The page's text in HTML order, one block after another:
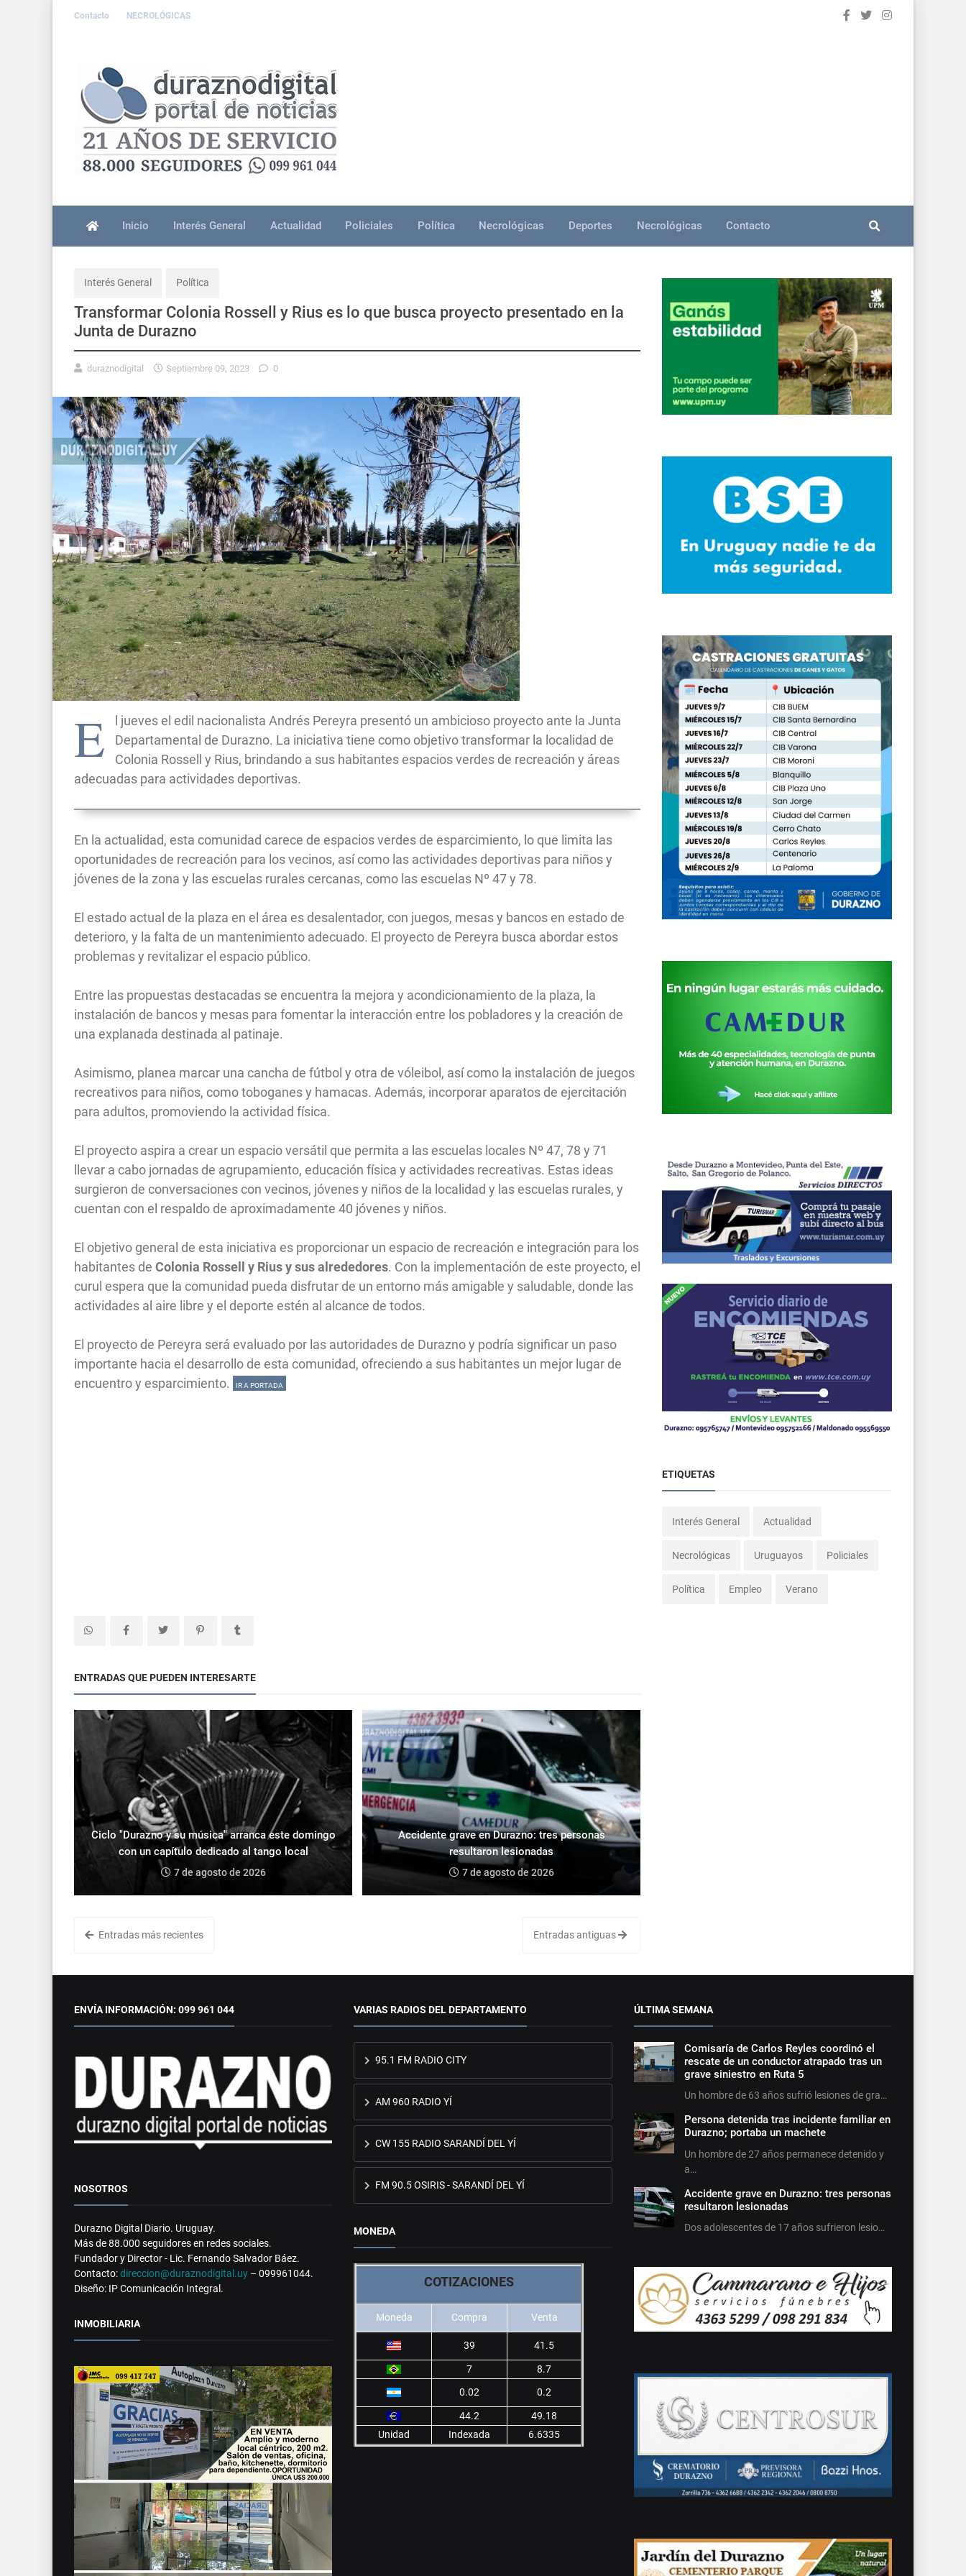
Contacto NECROLÓGICAS
Inicio Interés General Actualidad Policiales Política Necrológicas Deportes Necrológicas Contacto
Interés General Política
Transformar Colonia Rossell y Rius es lo que busca proyecto presentado en la
Junta de Durazno
duraznodigital Septiembre 09, 2023 0
E
l jueves el edil nacionalista Andrés Pereyra presentó un ambicioso proyecto ante la Junta
Departamental de Durazno. La iniciativa tiene como objetivo transformar la localidad de
Colonia Rossell y Rius, brindando a sus habitantes espacios verdes de recreación y áreas
adecuadas para actividades deportivas.
En la actualidad, esta comunidad carece de espacios verdes de esparcimiento, lo que limita las
oportunidades de recreación para los vecinos, así como las actividades deportivas para niños y
jóvenes de la zona y las escuelas rurales cercanas, como las escuelas Nº 47 y 78.
El estado actual de la plaza en el área es desalentador, con juegos, mesas y bancos en estado de
deterioro, y la falta de un mantenimiento adecuado. El proyecto de Pereyra busca abordar estos
problemas y revitalizar el espacio público.
Entre las propuestas destacadas se encuentra la mejora y acondicionamiento de la plaza, la
instalación de bancos y mesas para fomentar la interacción entre los pobladores y la creación de
una explanada destinada al patinaje.
Asimismo, planea marcar una cancha de fútbol y otra de vóleibol, así como la instalación de juegos
recreativos para niños, como toboganes y hamacas. Además, incorporar aparatos de ejercitación
para adultos, promoviendo la actividad física.
El proyecto aspira a crear un espacio versátil que permita a las escuelas locales Nº 47, 78 y 71
llevar a cabo jornadas de agrupamiento, educación física y actividades recreativas. Estas ideas
surgieron de conversaciones con vecinos, jóvenes y niños de la localidad y las escuelas rurales, y
cuentan con el respaldo de aproximadamente 40 jóvenes y niños.
El objetivo general de esta iniciativa es proporcionar un espacio de recreación e integración para los
habitantes de Colonia Rossell y Rius y sus alrededores. Con la implementación de este proyecto, el
curul espera que la comunidad pueda disfrutar de un entorno más amigable y saludable, donde las
actividades al aire libre y el deporte estén al alcance de todos.
El proyecto de Pereyra será evaluado por las autoridades de Durazno y podría significar un paso
importante hacia el desarrollo de esta comunidad, ofreciendo a sus habitantes un mejor lugar de
encuentro y esparcimiento.
IR A PORTADA
ENTRADAS QUE PUEDEN INTERESARTE
Ciclo "Durazno y su música" arranca este domingo
con un capítulo dedicado al tango local
7 de agosto de 2026
Accidente grave en Durazno: tres personas
resultaron lesionadas
7 de agosto de 2026
Entradas más recientes Entradas antiguas
ETIQUETAS
Interés General Actualidad
Necrológicas Uruguayos Policiales
Política Empleo Verano
ENVÍA INFORMACIÓN: 099 961 044
NOSOTROS
Durazno Digital Diario. Uruguay.
Más de 88.000 seguidores en redes sociales.
Fundador y Director - Lic. Fernando Salvador Báez.
Contacto:direccion@duraznodigital.uy – 099961044.
Diseño: IP Comunicación Integral.
INMOBILIARIA
VARIAS RADIOS DEL DEPARTAMENTO
95.1 FM RADIO CITY
AM 960 RADIO YÍ
CW 155 RADIO SARANDÍ DEL YÍ
FM 90.5 OSIRIS - SARANDÍ DEL YÍ
MONEDA
COTIZACIONES
Moneda Compra Venta
39 41.5
7
8.7
0.02
0.2
44.2
49.18
Unidad
Indexada 6.6335
ÚLTIMA SEMANA
Comisaría de Carlos Reyles coordinó el
rescate de un conductor atrapado tras un
grave siniestro en Ruta 5
Un hombre de 63 años sufrió lesiones de gra…
Persona detenida tras incidente familiar en
Durazno; portaba un machete
Un hombre de 27 años permanece detenido y
a…
Accidente grave en Durazno: tres personas
resultaron lesionadas
Dos adolescentes de 17 años sufrieron lesio…